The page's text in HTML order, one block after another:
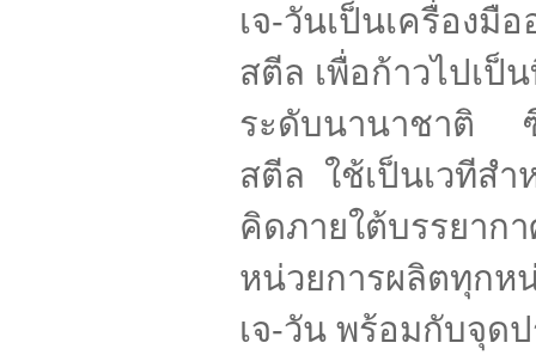
เจ-วันเป็นเครื่องมื
สตีล เพื่อก้าวไปเป็
ระดับนานาชาติ ซึ่
สตีล ใช้เป็นเวทีส
คิดภายใต้บรรยาก
หน่วยการผลิตทุกห
เจ-วัน พร้อมกับจุดป